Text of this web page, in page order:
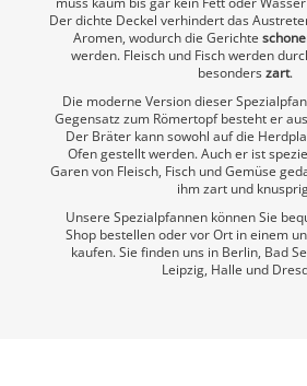
Der dichte Deckel verhindert das
Aromen, wodurch die Gerichte
werden. Fleisch und Fisch werden
besonderszart.
Die moderne Version dieser
Gegensatz zum Römertopf besteht er
Der Bräter kann sowohl auf die
Ofen gestellt werden. Auch er ist
Garen von Fleisch, Fisch und Gemüse
ihm zart und
Unsere Spezialpfannen können Sie
Shop bestellen oder vor Ort in einem
kaufen. Sie finden uns in Berlin, Bad
Leipzig, Halle und